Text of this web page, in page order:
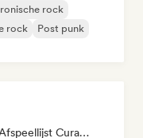
rock
rock
Post punk
Media Outlet/Journalist, Afspeellijst Curator